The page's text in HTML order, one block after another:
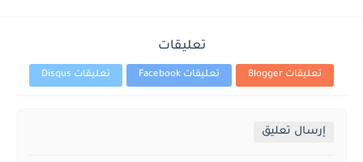
تعليقات
تعليقات Blogger تعليقات Facebook تعليقات Disqus
إرسال تعليق